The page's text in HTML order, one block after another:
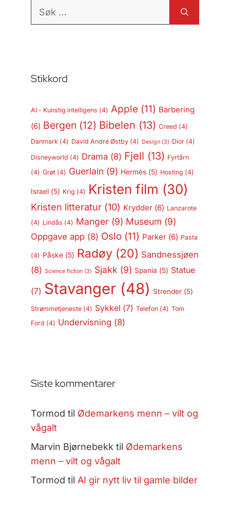
Søk
Stikkord
AI - Kunstig intelligens (4) Apple (11) Barbering
(6) Bergen (12) Bibelen (13) Creed (4)
Danmark(4) David André Østby(4) Design(3) Dior(4)
Disneyworld (4) Drama (8) Fjell (13) Fyrtårn
(4) Grøt(4) Guerlain (9) Hermès(5) Hosting (4)
Israel(5) Krig (4) Kristen film (30)
Kristen litteratur(10) Krydder(6) Lanzarote
(4) Lindås (4) Manger(9) Museum (9)
Oppgave app(8) Oslo(11) Parker(6) Pasta
(4) Påske(5) Radøy(20) Sandnessjøen
(8) Science fiction(3) Sjakk (9) Spania (5) Statue
(7) Stavanger(48) Strender(5)
Strømmetjeneste(4) Sykkel (7) Telefon(4) Tom
Ford (4) Undervisning (8)
Siste kommentarer
Tormod til Ødemarkens menn – vilt og
vågalt
Marvin Bjørnebekktil Ødemarkens
menn – vilt og vågalt
Tormod til AI gir nytt liv til gamle bilder